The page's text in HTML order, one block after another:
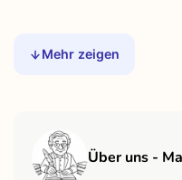
Mehr zeigen
Über uns -